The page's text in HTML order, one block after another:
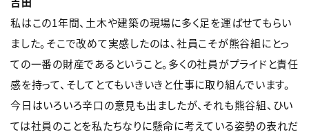
私はこの1年間、土木や建築の現場に多く足を運ばせてもらい
ました。そこで改めて実感したのは、社員こそが熊谷組にとっ
ての一番の財産であるということ。多くの社員がプライドと責任
感を持って、そしてとてもいきいきと仕事に取り組んでいます。
今日はいろいろ辛口の意見も出ましたが、それも熊谷組、ひい
ては社員のことを私たちなりに懸命に考えている姿勢の表れだ